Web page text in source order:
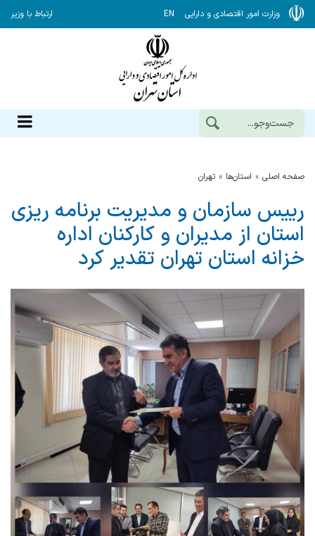
وزارت امور اقتصادی و دارایی EN ارتباط با وزیر
صفحه اصلی استان‌ها تهران
رییس سازمان و مدیریت برنامه ریزی
استان از مدیران و کارکنان اداره
خزانه استان تهران تقدیر کرد